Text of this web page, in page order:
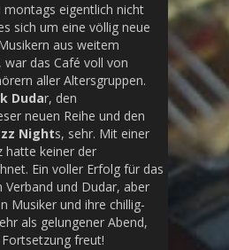
eigentlich nicht
sich um eine völlig neue
aus weitem
das Café voll von
aller Altersgruppen.
Dudar, den
neuen Reihe und den
Nights, sehr. Mit einer
hatte keiner der
Ein voller Erfolg für das
Verband und Dudar, aber
Musiker und ihre chillig-
als gelungener Abend,
freut!